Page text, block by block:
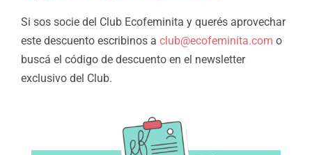
Si sos socie del Club Ecofeminita y querés aprovechar
este descuento escribinos a club@ecofeminita.com o
buscá el código de descuento en el newsletter
exclusivo del Club.